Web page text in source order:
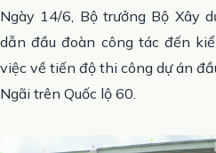
Ngày 14/6, Bộ trưởng Bộ Xây
dẫn đầu đoàn công tác đến
việc về tiến độ thi công dự án
Ngãi trên Quốc lộ 60.